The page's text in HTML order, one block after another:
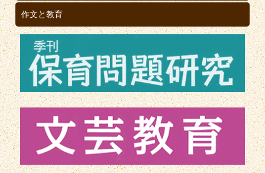
作文と教育